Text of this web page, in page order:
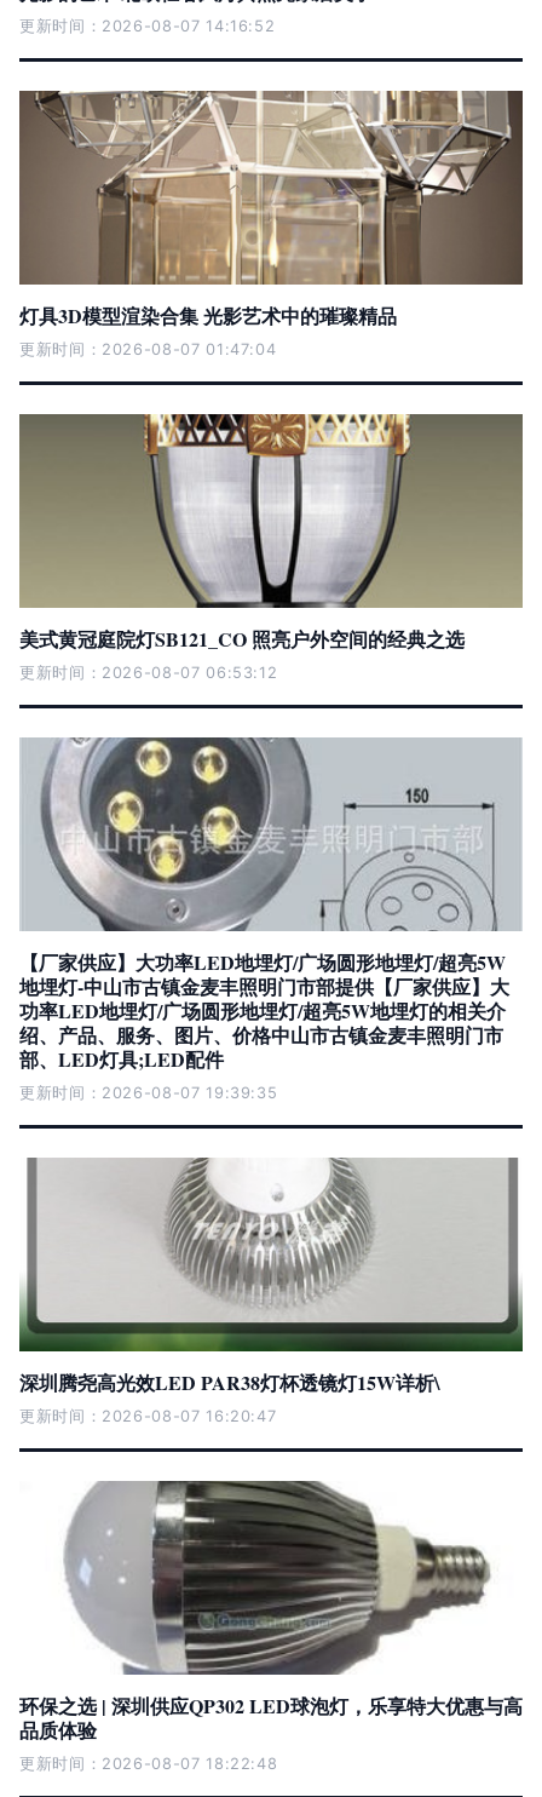
更新时间：2026-08-07 14:16:52
灯具3D模型渲染合集 光影艺术中的璀璨精品
更新时间：2026-08-07 01:47:04
美式黄冠庭院灯SB121_CO 照亮户外空间的经典之选
更新时间：2026-08-07 06:53:12
【厂家供应】大功率LED地埋灯/广场圆形地埋灯/超亮5W
地埋灯-中山市古镇金麦丰照明门市部提供【厂家供应】大
功率LED地埋灯/广场圆形地埋灯/超亮5W地埋灯的相关介
绍、产品、服务、图片、价格中山市古镇金麦丰照明门市
部、LED灯具;LED配件
更新时间：2026-08-07 19:39:35
深圳腾尧高光效LED PAR38灯杯透镜灯15W详析\
更新时间：2026-08-07 16:20:47
环保之选 | 深圳供应QP302 LED球泡灯，乐享特大优惠与高
品质体验
更新时间：2026-08-07 18:22:48